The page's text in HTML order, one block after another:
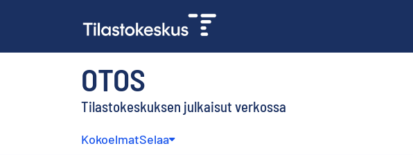
OTOS
Tilastokeskuksen julkaisut verkossa
KokoelmatSelaa